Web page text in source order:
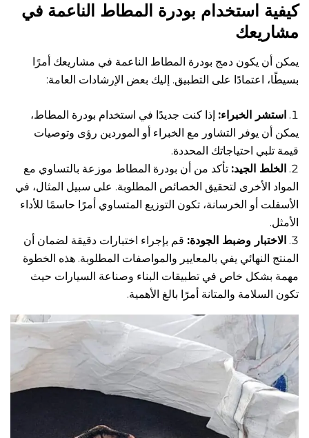
كيفية استخدام بودرة المطاط الناعمة في
مشاريعك
يمكن أن يكون دمج بودرة المطاط الناعمة في مشاريعك أمرًا
بسيطًا، اعتمادًا على التطبيق. إليك بعض الإرشادات العامة:
استشر الخبراء: إذا كنت جديدًا في استخدام بودرة المطاط،
يمكن أن يوفر التشاور مع الخبراء أو الموردين رؤى وتوصيات
قيمة تلبي احتياجاتك المحددة.
الخلط الجيد: تأكد من أن بودرة المطاط موزعة بالتساوي مع
المواد الأخرى لتحقيق الخصائص المطلوبة. على سبيل المثال، في
الأسفلت أو الخرسانة، تكون التوزيع المتساوي أمرًا حاسمًا للأداء
الأمثل.
الاختبار وضبط الجودة: قم بإجراء اختبارات دقيقة لضمان أن
المنتج النهائي يفي بالمعايير والمواصفات المطلوبة. هذه الخطوة
مهمة بشكل خاص في تطبيقات البناء وصناعة السيارات حيث
تكون السلامة والمتانة أمرًا بالغ الأهمية.